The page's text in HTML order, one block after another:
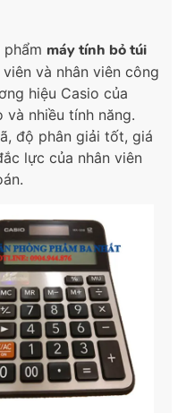
máy tính bỏ túi
và nhân viên công
hiệu Casio của
và nhiều tính năng.
độ phân giải tốt, giá
lực của nhân viên